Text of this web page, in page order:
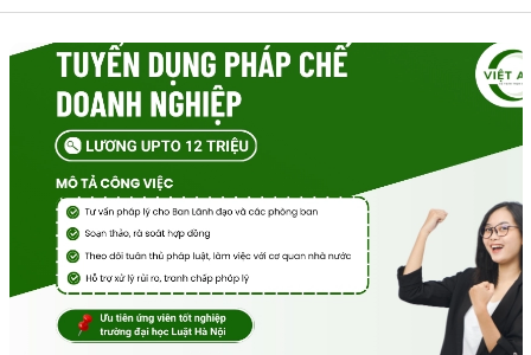
báo cáo thuế Kê khai thuế GTGT, thuế TNCN và nộp các
khoản thuế phát sinh Lập và nộp báo cáo quý, báo cáo tài
chính năm, quyết toán thuế TNDN, quyết toán thuế TNCN
Thu thập và tổng hợp dữ...